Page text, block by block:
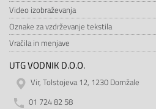
Video izobraževanja
Oznake za vzdrževanje tekstila
Vračila in menjave
UTG VODNIK D.O.O.
Vir, Tolstojeva 12, 1230 Domžale
01 724 82 58